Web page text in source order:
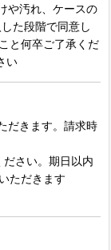
や汚れ、ケースの
た段階で同意し
と何卒ご了承くだ
い
だきます。請求時
さい。期日以内
ただきます